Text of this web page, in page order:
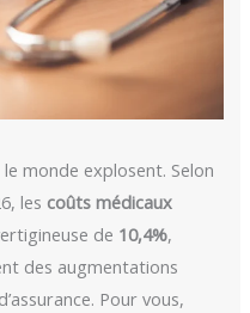
monde explosent. Selon
les coûts médicaux
de 10,4%,
des augmentations
Pour vous,